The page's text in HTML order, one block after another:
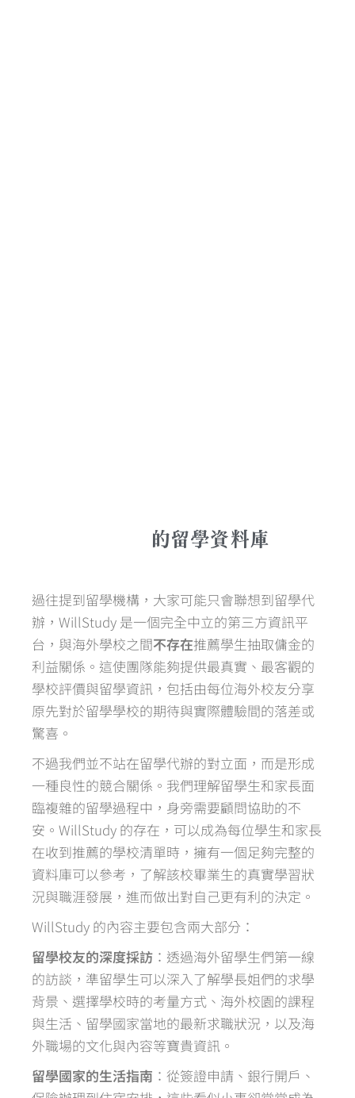
的留學資料庫
過往提到留學機構，大家可能只會聯想到留學代
辦，WillStudy 是一個完全中立的第三方資訊平
台，與海外學校之間不存在推薦學生抽取傭金的
利益關係。這使團隊能夠提供最真實、最客觀的
學校評價與留學資訊，包括由每位海外校友分享
原先對於留學學校的期待與實際體驗間的落差或
驚喜。
不過我們並不站在留學代辦的對立面，而是形成
一種良性的競合關係。我們理解留學生和家長面
臨複雜的留學過程中，身旁需要顧問協助的不
安。WillStudy 的存在，可以成為每位學生和家長
在收到推薦的學校清單時，擁有一個足夠完整的
資料庫可以參考，了解該校畢業生的真實學習狀
況與職涯發展，進而做出對自己更有利的決定。
WillStudy 的內容主要包含兩大部分：
留學校友的深度採訪 ：透過海外留學生們第一線
的訪談，準留學生可以深入了解學長姐們的求學
背景、選擇學校時的考量方式、海外校園的課程
與生活、留學國家當地的最新求職狀況，以及海
外職場的文化與內容等寶貴資訊。
留學國家的生活指南 ：從簽證申請、銀行開戶、